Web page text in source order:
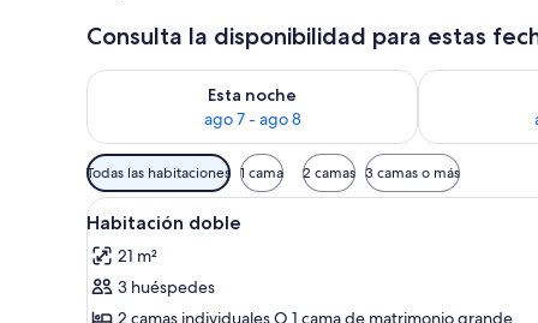
Consulta la disponibilidad para estas
Esta noche
ago 7 - ago 8
Consulta la disponibilidad para esta noche, ago 7 -
Consulta la
Filtros
disponibles
para
las
habitaciones
Todas las habitaciones 1 cama 2 camas 3 camas o más
Abrir
todas
las
fotos
Una habitación de hotel con
5
Habitación doble
21 m²
3 huéspedes
2 camas individuales O 1 cama de matrimonio grande